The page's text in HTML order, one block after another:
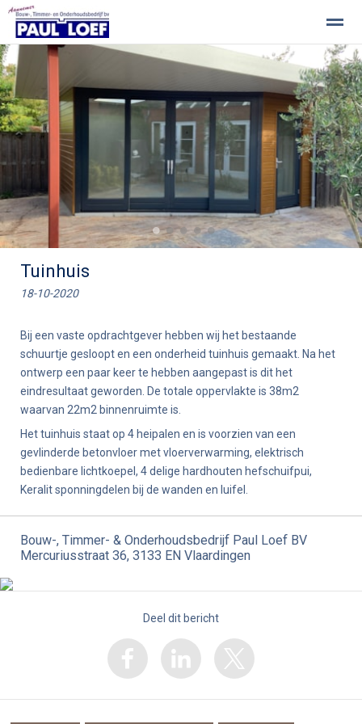
Paul Loef BV - Welkom Aanbouw
Home Nieuws Zoeken
● ● ● ● ●
Tuinhuis
18-10-2020
Bij een vaste opdrachtgever hebben wij het bestaande
schuurtje gesloopt en een onderheid tuinhuis gemaakt. Na het
ontwerp een paar keer te hebben aangepast is dit het
eindresultaat geworden. De totale oppervlakte is 38m2
waarvan 22m2 binnenruimte is.
Het tuinhuis staat op 4 heipalen en is voorzien van een
gevlinderde betonvloer met vloerverwarming, elektrisch
bedienbare lichtkoepel, 4 delige hardhouten hefschuifpui,
Keralit sponningdelen bij de wanden en luifel.
Bouw-, Timmer- & Onderhoudsbedrijf Paul Loef BV
Mercuriusstraat 36, 3133 EN Vlaardingen
Deel dit bericht